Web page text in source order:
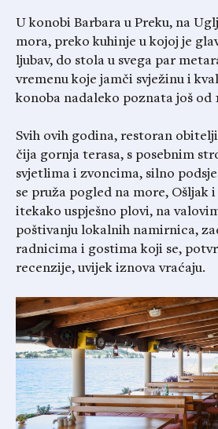
U konobi Barbara u Preku, na
mora, preko kuhinje u kojoj je
ljubav, do stola u svega par
vremenu koje jamči svježinu i
konoba nadaleko poznata još od
Svih ovih godina, restoran
čija gornja terasa, s posebnim
svjetlima i zvoncima, silno
se pruža pogled na more, Ošljak
itekako uspješno plovi, na
poštivanju lokalnih namirnica,
radnicima i gostima koji se,
recenzije, uvijek iznova vraćaju.